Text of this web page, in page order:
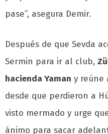
pase”, asegura Demir.
Después de que Sevda
Sermin para ir al club,
hacienda Yaman y reúne
desde que perdieron a
visto mermado y urge
ánimo para sacar